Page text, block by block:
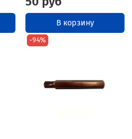
В корзину
-94%